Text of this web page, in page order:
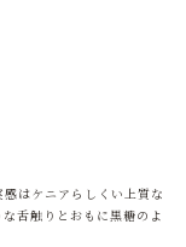
はケニアらしくい上質な
舌触りとおもに黒糖のよ